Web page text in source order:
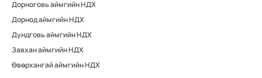
Дорноговь аймгийн НДХ
Дорнод аймгийн НДХ
Дундговь аймгийн НДХ
Завхан аймгийн НДХ
Өвөрхангай аймгийн НДХ